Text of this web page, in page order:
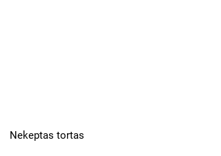
Nekeptas tortas